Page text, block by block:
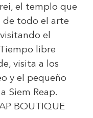
el templo que
de todo el arte
el
libre
visita a los
y el pequeño
Siem Reap.
BOUTIQUE